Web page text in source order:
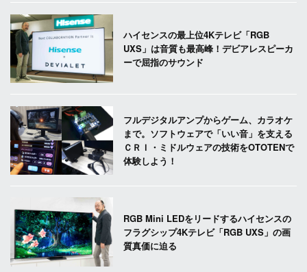
ハイセンスの最上位4Kテレビ「RGB
UXS」は音質も最高峰！デビアレスピーカ
ーで屈指のサウンド
フルデジタルアンプからゲーム、カラオケ
まで。ソフトウェアで「いい音」を支える
ＣＲＩ・ミドルウェアの技術をOTOTENで
体験しよう！
RGB Mini LEDをリードするハイセンスの
フラグシップ4Kテレビ「RGB UXS」の画
質真価に迫る